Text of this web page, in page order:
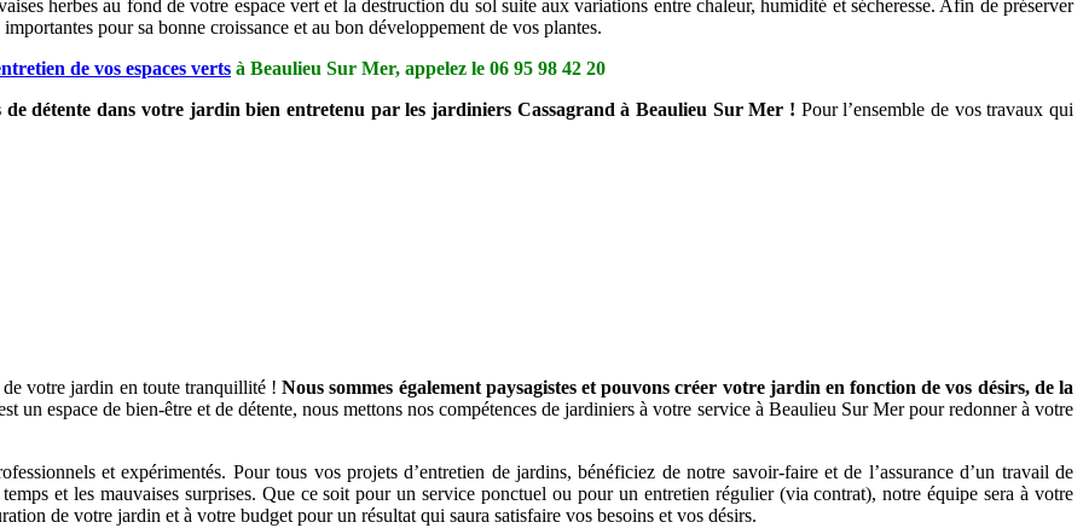
herbes au fond de votre espace vert et la destruction du sol suite aux variations entre chaleur, humidité et sécheresse. Afin de préserver
pour sa bonne croissance et au bon développement de vos plantes.
de vos espaces verts à Beaulieu Sur Mer, appelez le 06 95 98 42 20
détente dans votre jardin bien entretenu par les jardiniers Cassagrand à Beaulieu Sur Mer ! Pour l’ensemble de vos travaux qui
votre jardin en toute tranquillité !Nous sommes également paysagistes et pouvons créer votre jardin en fonction de vos désirs, de la
un espace de bien-être et de détente, nous mettons nos compétences de jardiniers à votre service à Beaulieu Sur Mer pour redonner à votre
et expérimentés. Pour tous vos projets d’entretien de jardins, bénéficiez de notre savoir-faire et de l’assurance d’un travail de
et les mauvaises surprises. Que ce soit pour un service ponctuel ou pour un entretien régulier (via contrat), notre équipe sera à votre
de votre jardin et à votre budget pour un résultat qui saura satisfaire vos besoins et vos désirs.